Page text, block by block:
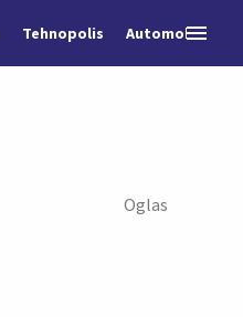
Tehnopolis Automobili